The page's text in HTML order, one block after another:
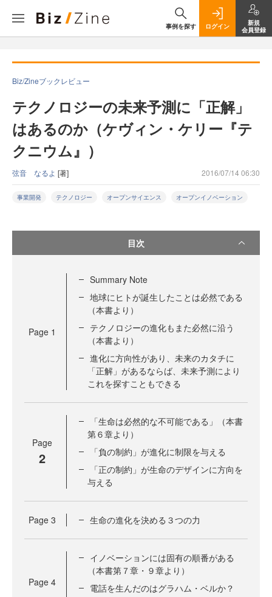
事例を探す ログイン
新規
会員登録
Biz/Zineブックレビュー
テクノロジーの未来予測に「正解」
はあるのか（ケヴィン・ケリー『テ
クニウム』）
弦音 なるよ [著] 2016/07/14 06:30
事業開発 テクノロジー オープンサイエンス オープンイノベーション
目次
Page 1
Summary Note
地球にヒトが誕生したことは必然である
（本書より）
テクノロジーの進化もまた必然に沿う
（本書より）
進化に方向性があり、未来のカタチに
「正解」があるならば、未来予測により
これを探すこともできる
Page
2
「生命は必然的な不可能である」（本書
第６章より）
「負の制約」が進化に制限を与える
「正の制約」が生命のデザインに方向を
与える
Page 3 生命の進化を決める３つの力
Page 4
イノベーションには固有の順番がある
（本書第７章・９章より）
電話を生んだのはグラハム・ベルか？